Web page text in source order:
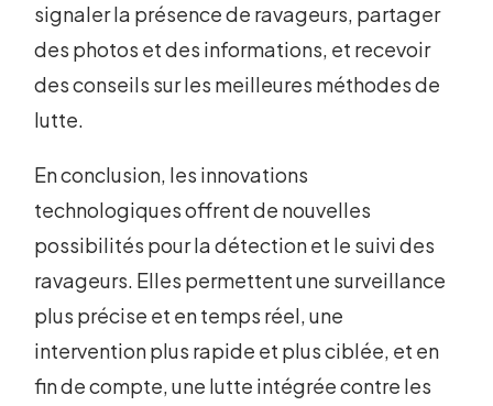
signaler la présence de ravageurs, partager
des photos et des informations, et recevoir
des conseils sur les meilleures méthodes de
lutte.
En conclusion, les innovations
technologiques offrent de nouvelles
possibilités pour la détection et le suivi des
ravageurs. Elles permettent une surveillance
plus précise et en temps réel, une
intervention plus rapide et plus ciblée, et en
fin de compte, une lutte intégrée contre les